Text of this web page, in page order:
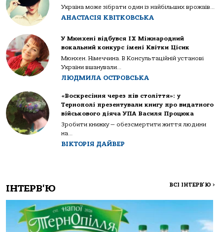
Україна може зібрати один із найбільших врожаїв...
АНАСТАСІЯ КВІТКОВСЬКА
У Мюнхені відбувся IX Міжнародний
вокальний конкурс імені Квітки Цісик
Мюнхен. Німеччина. В Консультаційній установі
України вшанували...
ЛЮДМИЛА ОСТРОВСЬКА
«Воскресіння через пів століття»: у
Тернополі презентували книгу про видатного
військового діяча УПА Василя Процюка
Зробити книжку — обезсмертити життя людини
на...
ВІКТОРІЯ ДАЙВЕР
ІНТЕРВ'Ю ВСІ ІНТЕРВ'Ю >